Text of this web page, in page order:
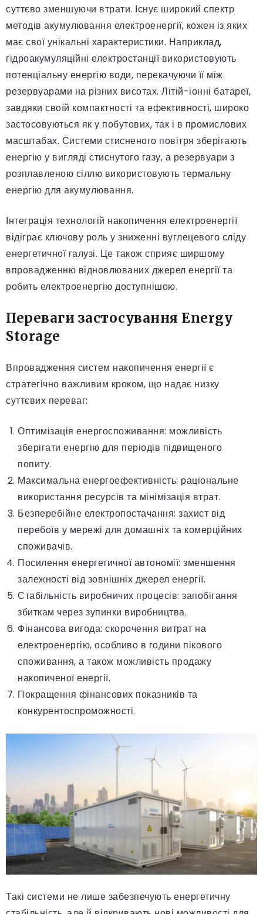
суттєво зменшуючи втрати. Існує широкий спектр
методів акумулювання електроенергії, кожен із яких
має свої унікальні характеристики. Наприклад,
гідроакумуляційні електростанції використовують
потенціальну енергію води, перекачуючи її між
резервуарами на різних висотах. Літій-іонні батареї,
завдяки своїй компактності та ефективності, широко
застосовуються як у побутових, так і в промислових
масштабах. Системи стисненого повітря зберігають
енергію у вигляді стиснутого газу, а резервуари з
розплавленою сіллю використовують термальну
енергію для акумулювання.
Інтеграція технологій накопичення електроенергії
відіграє ключову роль у зниженні вуглецевого сліду
енергетичної галузі. Це також сприяє ширшому
впровадженню відновлюваних джерел енергії та
робить електроенергію доступнішою.
Переваги застосування Energy
Storage
Впровадження систем накопичення енергії є
стратегічно важливим кроком, що надає низку
суттєвих переваг:
Оптимізація енергоспоживання: можливість
зберігати енергію для періодів підвищеного
попиту.
Максимальна енергоефективність: раціональне
використання ресурсів та мінімізація втрат.
Безперебійне електропостачання: захист від
перебоїв у мережі для домашніх та комерційних
споживачів.
Посилення енергетичної автономії: зменшення
залежності від зовнішніх джерел енергії.
Стабільність виробничих процесів: запобігання
збиткам через зупинки виробництва.
Фінансова вигода: скорочення витрат на
електроенергію, особливо в години пікового
споживання, а також можливість продажу
накопиченої енергії.
Покращення фінансових показників та
конкурентоспроможності.
Такі системи не лише забезпечують енергетичну